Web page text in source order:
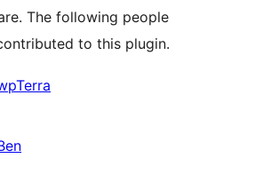
The following people
to this plugin.